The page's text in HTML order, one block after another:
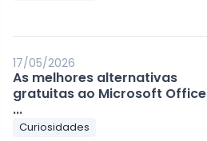
17/05/2026
As melhores alternativas
gratuitas ao Microsoft Office
...
Curiosidades